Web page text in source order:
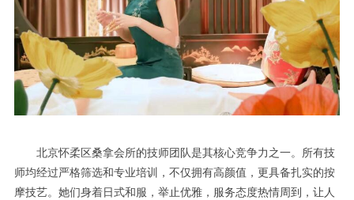
北京怀柔区桑拿会所的技师团队是其核心竞争力之一。所有技
师均经过严格筛选和专业培训，不仅拥有高颜值，更具备扎实的按
摩技艺。她们身着日式和服，举止优雅，服务态度热情周到，让人